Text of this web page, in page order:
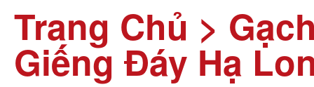
Trang Chủ >
Giếng Đáy Hạ